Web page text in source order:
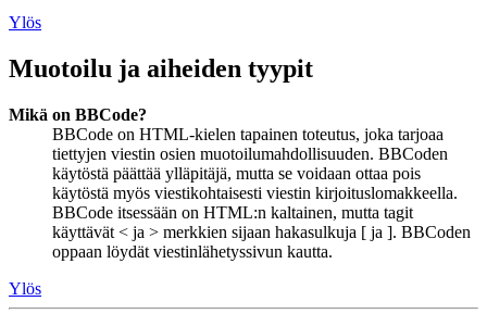
Ylös
Muotoilu ja aiheiden tyypit
Mikä on BBCode?
BBCode on HTML-kielen tapainen toteutus, joka tarjoaa
tiettyjen viestin osien muotoilumahdollisuuden. BBCoden
käytöstä päättää ylläpitäjä, mutta se voidaan ottaa pois
käytöstä myös viestikohtaisesti viestin kirjoituslomakkeella.
BBCode itsessään on HTML:n kaltainen, mutta tagit
käyttävät < ja > merkkien sijaan hakasulkuja [ ja ]. BBCoden
oppaan löydät viestinlähetyssivun kautta.
Ylös